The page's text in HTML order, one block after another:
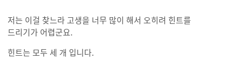
저는 이걸 찾느라 고생을 너무 많이 해서 오히려 힌트를
드리기가 어렵군요.
힌트는 모두 세 개 입니다.